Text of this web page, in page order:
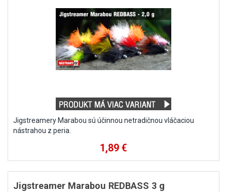
Jigstreamery Marabou sú účinnou netradičnou vláčaciou
nástrahou z peria.
1,89 €
Jigstreamer Marabou REDBASS 3 g